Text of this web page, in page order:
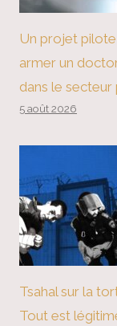
Un projet
armer un
dans le secteur
5 août 2026
Tsahal sur la
Tout est